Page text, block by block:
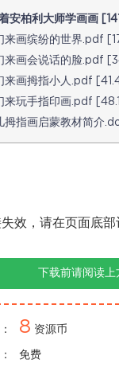
安柏利大师学画画
来画缤纷的世界.pdf
来画会说话的脸.pdf
来画拇指小人.pdf
来玩手指印画.pdf
拇指画启蒙教材简介
效，请在页面底
下载前请阅读
8 资源币
免费